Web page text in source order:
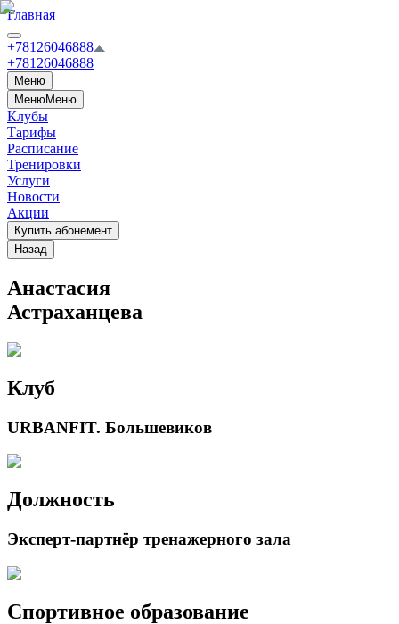
Главная
+78126046888
+78126046888
Меню
МенюМеню
Клубы
Тарифы
Расписание
Тренировки
Услуги
Новости
Акции
Купить абонемент
Назад
Анастасия
Астраханцева
Клуб
URBANFIT. Большевиков
Должность
Эксперт-партнёр тренажерного зала
Спортивное образование